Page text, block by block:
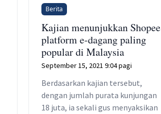
Berita
Kajian menunjukkan Shopee
platform e-dagang paling
popular di Malaysia
September 15, 2021 9:04 pagi
Berdasarkan kajian tersebut,
dengan jumlah purata kunjungan
18 juta, ia sekali gus menyaksikan